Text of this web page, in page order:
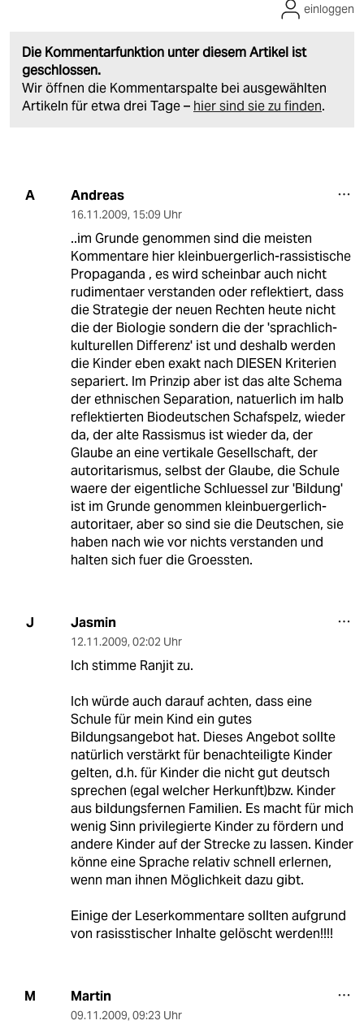
Die Kommentarfunktion unter diesem Artikel ist
geschlossen.
Wir öffnen die Kommentarspalte bei ausgewählten
Artikeln für etwa drei Tage – hier sind sie zu finden.
einloggen
A Andreas
16.11.2009, 15:09 Uhr
..im Grunde genommen sind die meisten
Kommentare hier kleinbuergerlich-rassistische
Propaganda , es wird scheinbar auch nicht
rudimentaer verstanden oder reflektiert, dass
die Strategie der neuen Rechten heute nicht
die der Biologie sondern die der 'sprachlich-
kulturellen Differenz' ist und deshalb werden
die Kinder eben exakt nach DIESEN Kriterien
separiert. Im Prinzip aber ist das alte Schema
der ethnischen Separation, natuerlich im halb
reflektierten Biodeutschen Schafspelz, wieder
da, der alte Rassismus ist wieder da, der
Glaube an eine vertikale Gesellschaft, der
autoritarismus, selbst der Glaube, die Schule
waere der eigentliche Schluessel zur 'Bildung'
ist im Grunde genommen kleinbuergerlich-
autoritaer, aber so sind sie die Deutschen, sie
haben nach wie vor nichts verstanden und
halten sich fuer die Groessten.
J Jasmin
12.11.2009, 02:02 Uhr
Ich stimme Ranjit zu.
Ich würde auch darauf achten, dass eine
Schule für mein Kind ein gutes
Bildungsangebot hat. Dieses Angebot sollte
natürlich verstärkt für benachteiligte Kinder
gelten, d.h. für Kinder die nicht gut deutsch
sprechen (egal welcher Herkunft)bzw. Kinder
aus bildungsfernen Familien. Es macht für mich
wenig Sinn privilegierte Kinder zu fördern und
andere Kinder auf der Strecke zu lassen. Kinder
könne eine Sprache relativ schnell erlernen,
wenn man ihnen Möglichkeit dazu gibt.
Einige der Leserkommentare sollten aufgrund
von rasisstischer Inhalte gelöscht werden!!!!
M Martin
09.11.2009, 09:23 Uhr